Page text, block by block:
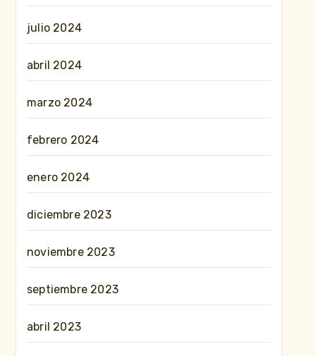
julio 2024
abril 2024
marzo 2024
febrero 2024
enero 2024
diciembre 2023
noviembre 2023
septiembre 2023
abril 2023